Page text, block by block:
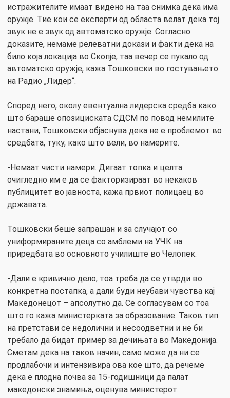
истражителите имаат видено на таа снимка дека има
оружје. Тие кои се експерти од областа велат дека тој
звук не е звук од автоматско оружје. Согласно
доказите, немаме релеватни докази и факти дека на
било која локација во Скопје, таа вечер се пукало од
автоматско оружје, кажа Тошковски во гостувањето
на Радио „Лидер“.
Според него, околу евентуална лидерска средба како
што бараше опозициската СДСМ по повод немилите
настани, Тошковски објаснува дека не е проблемот во
средбата, туку, како што вели, во намерите.
-Немаат чисти намери. Дигаат топка и целта
очигледно им е да се факторизираат во некаков
публицитет во јавноста, кажа првиот полицаец во
државата.
Тошковски беше запрашан и за случајот со
униформираните деца со амблеми на УЧК на
приредбата во основното училиште во Челопек.
-Дали е кривично дело, тоа треба да се утврди во
конкретна постапка, а дали буди неубави чувства кај
Македонецот – апсолутно да. Се согласувам со тоа
што го кажа министерката за образование. Таков тип
на претстави се недолични и несоодветни и не би
требало да бидат пример за дечињата во Македонија.
Сметам дека на таков начин, само може да ни се
продлабочи и интензивира ова кое што, да речеме
дека е плодна почва за 15-годишници да палат
македонски знамиња, оценува министерот.